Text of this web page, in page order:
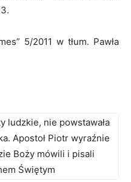
5/2011 w tłum. Pawła
ludzkie, nie powstawała
Apostoł Piotr wyraźnie
Boży mówili i pisali
Świętym